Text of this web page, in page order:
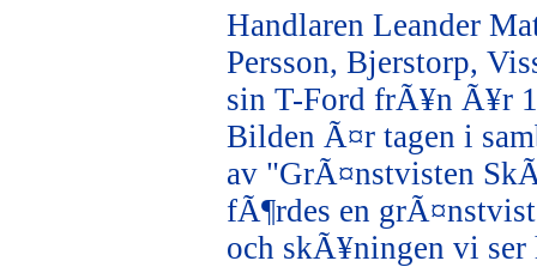
Handlaren Leander
Persson, Bjerstorp,
sin T-Ford frÃ¥n Ã¥r
Bilden Ã¤r tagen i
av "GrÃ¤nstvisten
fÃ¶rdes en
och skÃ¥ningen vi ser